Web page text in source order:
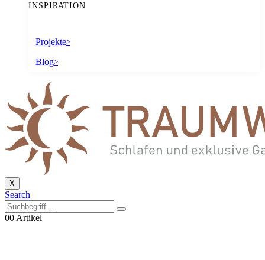
INSPIRATION
Projekte>
Blog>
X
Search
00 Artikel